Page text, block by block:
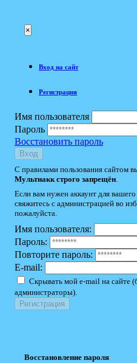
×
Вход на сайт
Регистрация
Имя пользователя
Пароль
Восстановить пароль
Вход
С правилами пользования сайтом
Мультиакк строго запрещён
Если вам нужен аккаунт для
свяжитесь с администрацией во
пожалуйста.
Имя пользователя:
Пароль:
Повторите пароль:
E-mail:
Скрывать мой e-mail на сайте
администраторы).
Восстановление пароля